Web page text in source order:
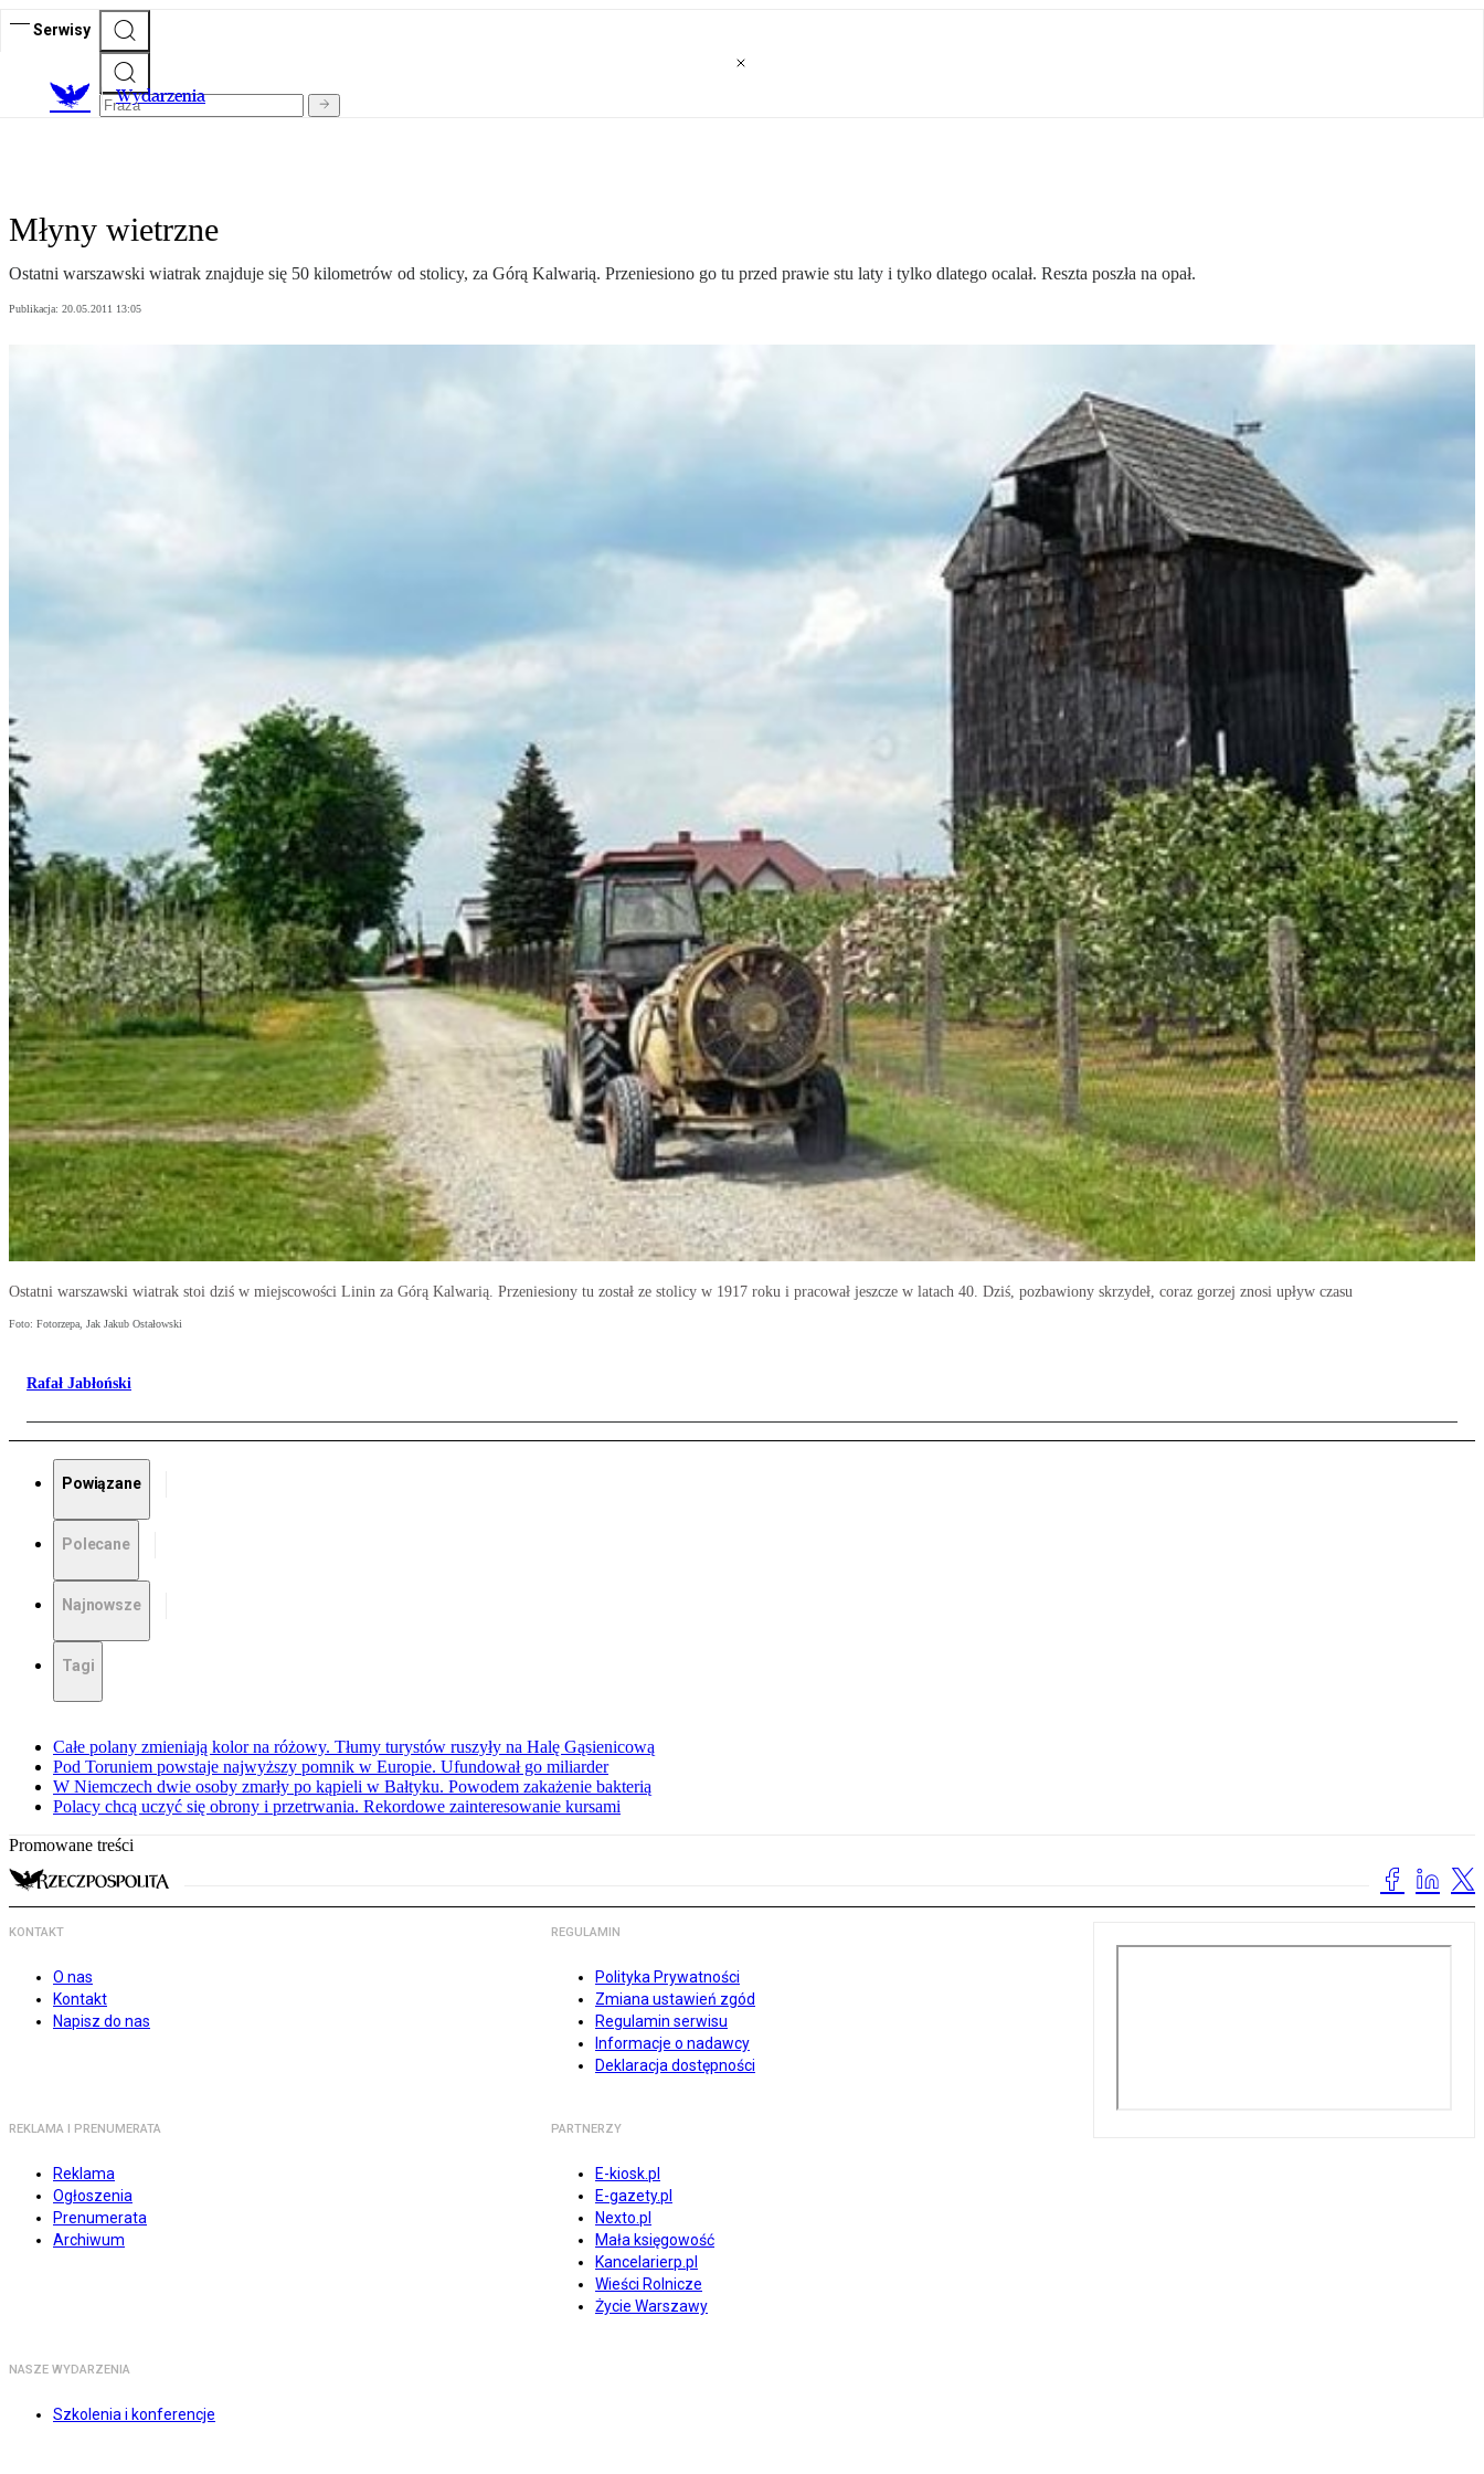
Serwisy
Wydarzenia
Młyny wietrzne
Ostatni warszawski wiatrak znajduje się 50 kilometrów od stolicy, za Górą Kalwarią. Przeniesiono go tu przed prawie stu laty i tylko dlatego ocalał. Reszta poszła na opał.
Publikacja: 20.05.2011 13:05
Ostatni warszawski wiatrak stoi dziś w miejscowości Linin za Górą Kalwarią. Przeniesiony tu został ze stolicy w 1917 roku i pracował jeszcze w latach 40. Dziś, pozbawiony skrzydeł, coraz gorzej znosi upływ czasu
Foto: Fotorzepa, Jak Jakub Ostałowski
Rafał Jabłoński
Powiązane
Polecane
Najnowsze
Tagi
Całe polany zmieniają kolor na różowy. Tłumy turystów ruszyły na Halę Gąsienicową
Pod Toruniem powstaje najwyższy pomnik w Europie. Ufundował go miliarder
W Niemczech dwie osoby zmarły po kąpieli w Bałtyku. Powodem zakażenie bakterią
Polacy chcą uczyć się obrony i przetrwania. Rekordowe zainteresowanie kursami
Promowane treści
KONTAKT
O nas
Kontakt
Napisz do nas
REGULAMIN
Polityka Prywatności
Zmiana ustawień zgód
Regulamin serwisu
Informacje o nadawcy
Deklaracja dostępności
REKLAMA I PRENUMERATA
Reklama
Ogłoszenia
Prenumerata
Archiwum
PARTNERZY
E-kiosk.pl
E-gazety.pl
Nexto.pl
Mała księgowość
Kancelarierp.pl
Wieści Rolnicze
Życie Warszawy
NASZE WYDARZENIA
Szkolenia i konferencje